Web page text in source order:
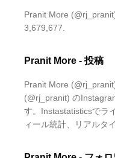
Pranit More
3,679,677.
Pranit More - 投稿
Pranit More
(@rj_pranit) の
す。Instastatisticsでラ
ィール統計、リアルタ